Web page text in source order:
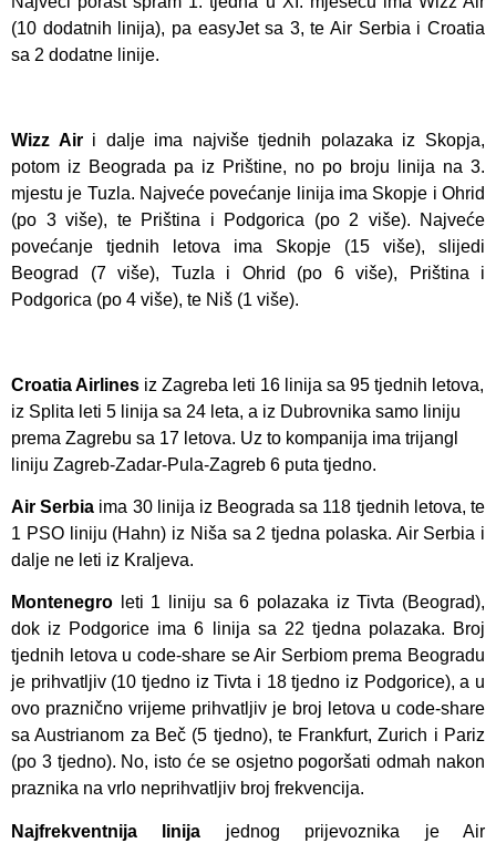
(10 dodatnih linija), pa easyJet sa 3, te Air Serbia i Croatia
sa 2 dodatne linije.
Wizz Air i dalje ima najviše tjednih polazaka iz Skopja,
potom iz Beograda pa iz Prištine, no po broju linija na 3.
mjestu je Tuzla. Najveće povećanje linija ima Skopje i Ohrid
(po 3 više), te Priština i Podgorica (po 2 više). Najveće
povećanje tjednih letova ima Skopje (15 više), slijedi
Beograd (7 više), Tuzla i Ohrid (po 6 više), Priština i
Podgorica (po 4 više), te Niš (1 više).
Croatia Airlines iz Zagreba leti 16 linija sa 95 tjednih letova,
iz Splita leti 5 linija sa 24 leta, a iz Dubrovnika samo liniju
prema Zagrebu sa 17 letova. Uz to kompanija ima trijangl
liniju Zagreb-Zadar-Pula-Zagreb 6 puta tjedno.
Air Serbia ima 30 linija iz Beograda sa 118 tjednih letova, te
1 PSO liniju (Hahn) iz Niša sa 2 tjedna polaska. Air Serbia i
dalje ne leti iz Kraljeva.
Montenegro leti 1 liniju sa 6 polazaka iz Tivta (Beograd),
dok iz Podgorice ima 6 linija sa 22 tjedna polazaka. Broj
tjednih letova u code-share se Air Serbiom prema Beogradu
je prihvatljiv (10 tjedno iz Tivta i 18 tjedno iz Podgorice), a u
ovo praznično vrijeme prihvatljiv je broj letova u code-share
sa Austrianom za Beč (5 tjedno), te Frankfurt, Zurich i Pariz
(po 3 tjedno). No, isto će se osjetno pogoršati odmah nakon
praznika na vrlo neprihvatljiv broj frekvencija.
Najfrekventnija linija jednog prijevoznika je Air